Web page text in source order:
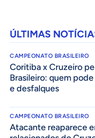
ÚLTIMAS
CAMPEONATO BRASILEIRO
Coritiba x Cruzeiro
Brasileiro: quem
e desfalques
CAMPEONATO BRASILEIRO
Atacante reaparece